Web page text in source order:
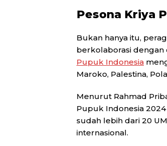
Pesona Kriya
Bukan hanya itu,
berkolaborasi
Pupuk Indonesia
Maroko, Palestina,
Menurut Rahmad
Pupuk Indonesia
sudah lebih dari 20
internasional.